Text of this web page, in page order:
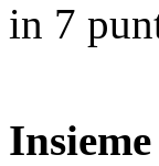
in 7